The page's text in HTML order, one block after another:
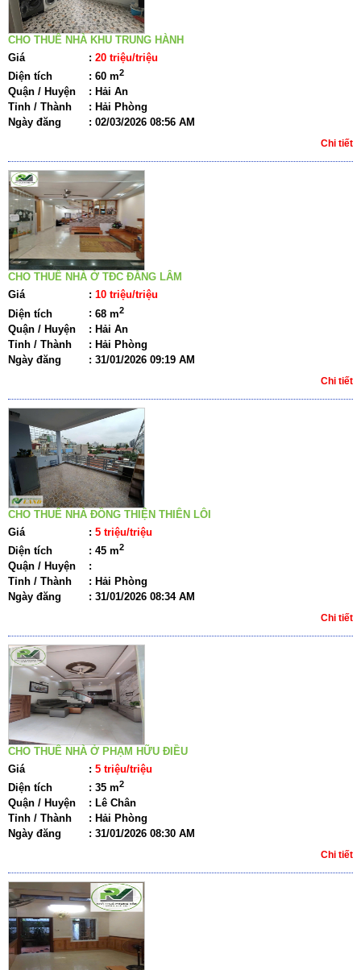
CHO THUÊ NHÀ KHU TRUNG HÀNH
Giá
: 20 triệu/triệu
Diện tích
: 60 m2
Quận / Huyện : Hải An
Tỉnh / Thành
: Hải Phòng
Ngày đăng
: 02/03/2026 08:56 AM
Chi tiết
CHO THUÊ NHÀ Ở TĐC ĐẰNG LÂM
Giá
: 10 triệu/triệu
Diện tích
: 68 m2
Quận / Huyện : Hải An
Tỉnh / Thành
: Hải Phòng
Ngày đăng
: 31/01/2026 09:19 AM
Chi tiết
CHO THUÊ NHÀ ĐỒNG THIỆN THIÊN LÔI
Giá
: 5 triệu/triệu
Diện tích
: 45 m2
Quận / Huyện
:
Tỉnh / Thành
: Hải Phòng
Ngày đăng
: 31/01/2026 08:34 AM
Chi tiết
CHO THUÊ NHÀ Ở PHẠM HỮU ĐIỀU
Giá
: 5 triệu/triệu
Diện tích
: 35 m2
Quận / Huyện : Lê Chân
Tỉnh / Thành
: Hải Phòng
Ngày đăng
: 31/01/2026 08:30 AM
Chi tiết